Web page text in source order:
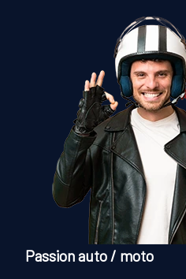
Passion auto / moto